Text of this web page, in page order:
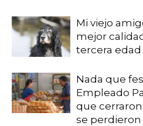
Mi viejo
mejor
tercera edad
Nada que
Empleado
que
se perdieron